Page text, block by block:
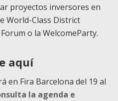
proyectos inversores en
World-Class District
o la WelcomeParty.
aquí
en Fira Barcelona del 19 al
la agenda e